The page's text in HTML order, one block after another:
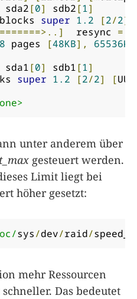
[0] sdb2[1]
blocks super 1.2 [2/2]
  resync
=
pages [48KB], 65536KB
[0] sdb1[1]
super 1.2 [2/2] [UU
unter anderem über
gesteuert werden.
Limit liegt bei
höher gesetzt:
sys/dev/raid/
mehr Ressourcen
Das bedeutet